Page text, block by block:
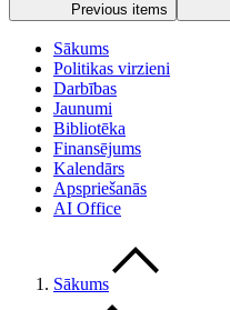
Previous items
Sākums
Politikas virzieni
Darbības
Jaunumi
Bibliotēka
Finansējums
Kalendārs
Apspriešanās
AI Office
Sākums